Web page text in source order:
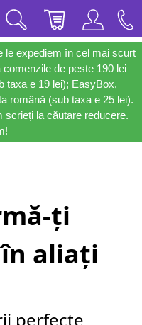
le expediem în cel mai scurt
de peste 190 lei
taxa e 19 lei); EasyBox,
română (sub taxa e 25 lei).
scrieți la căutare reducere.
ți
aliați
perfecte